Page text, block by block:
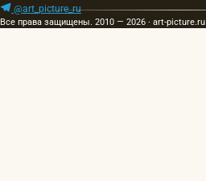
@art_picture_ru
Все права защищены. 2010 — 2026 · art-picture.ru